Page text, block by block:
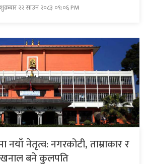
शुक्रबार​ २२ साउन २०८३ ०९:०६ PM
नयाँ नेतृत्व: नगरकोटी, ताम्राकार र
खनाल बने कुलपति